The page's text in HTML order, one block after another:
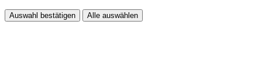
Auswahl bestätigen Alle auswählen